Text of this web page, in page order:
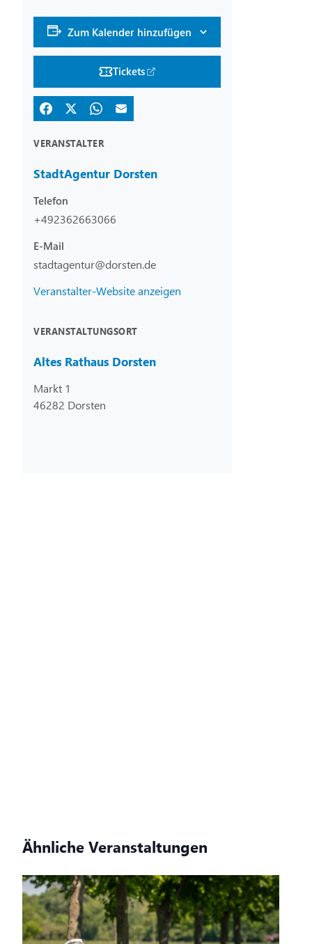
Zum Kalender hinzufügen
Tickets
VERANSTALTER
StadtAgentur Dorsten
Telefon
+492362663066
E-Mail
stadtagentur@dorsten.de
Veranstalter-Website anzeigen
VERANSTALTUNGSORT
Altes Rathaus Dorsten
Markt 1
46282 Dorsten
Ähnliche Veranstaltungen